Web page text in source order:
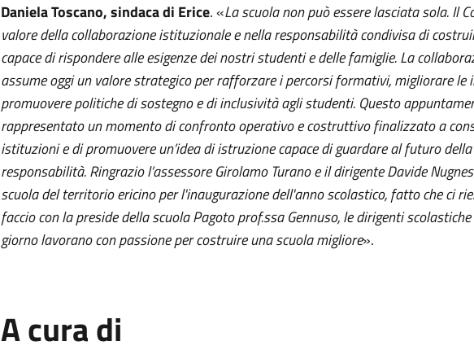
Daniela Toscano, sindaca di Erice. «La scuola non può essere lasciata sola. Il
valore della collaborazione istituzionale e nella responsabilità condivisa di
capace di rispondere alle esigenze dei nostri studenti e delle famiglie. La
assume oggi un valore strategico per rafforzare i percorsi formativi, migliorare
promuovere politiche di sostegno e di inclusività agli studenti. Questo
rappresentato un momento di confronto operativo e costruttivo finalizzato a
istituzioni e di promuovere un’idea di istruzione capace di guardare al futuro
responsabilità. Ringrazio l’assessore Girolamo Turano e il dirigente Davide
scuola del territorio ericino per l'inaugurazione dell'anno scolastico, fatto che ci
faccio con la preside della scuola Pagoto prof.ssa Gennuso, le dirigenti
giorno lavorano con passione per costruire una scuola migliore».
A cura di